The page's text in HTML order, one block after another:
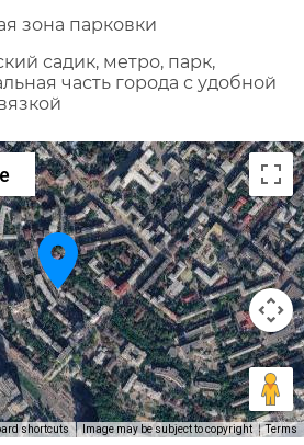
зона парковки
садик, метро, парк,
часть города с удобной
shortcuts Image may be subject to copyright Terms